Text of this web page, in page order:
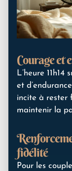
Courage et
L’heure
et
incite à rester
maintenir la
fidélité
Pour les